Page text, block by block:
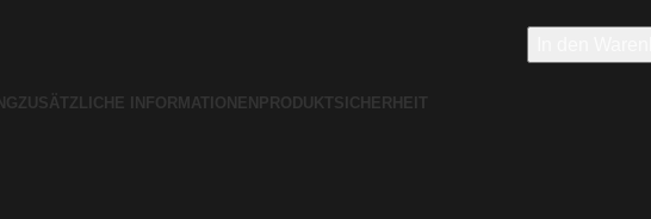
ZUSÄTZLICHE INFORMATIONENPRODUKTSICHERHEIT